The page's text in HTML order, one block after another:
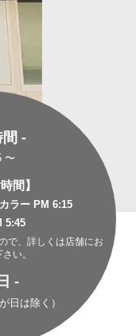
間 -
〜
間】
ラー PM 6:15
5:45
で、詳しくは店舗にお
い。
-
日は除く）